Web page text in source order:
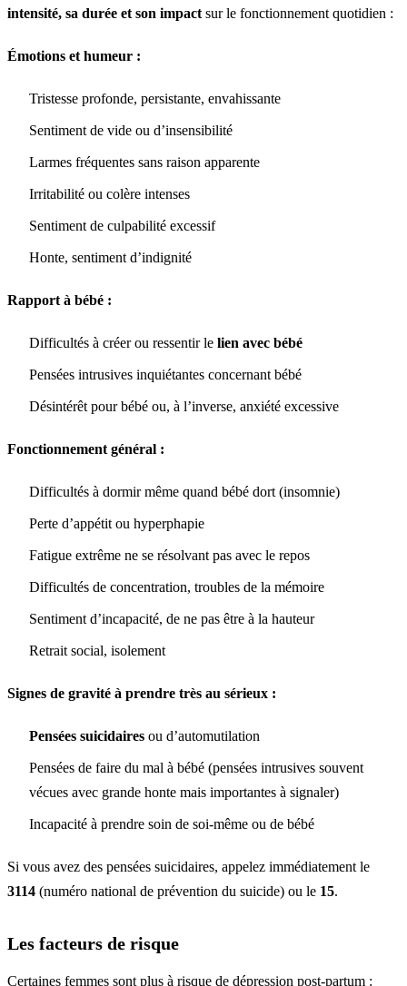
intensité, sa durée et son impact sur le fonctionnement quotidien :
Émotions et humeur :
Tristesse profonde, persistante, envahissante
Sentiment de vide ou d’insensibilité
Larmes fréquentes sans raison apparente
Irritabilité ou colère intenses
Sentiment de culpabilité excessif
Honte, sentiment d’indignité
Rapport à bébé :
Difficultés à créer ou ressentir le lien avec bébé
Pensées intrusives inquiétantes concernant bébé
Désintérêt pour bébé ou, à l’inverse, anxiété excessive
Fonctionnement général :
Difficultés à dormir même quand bébé dort (insomnie)
Perte d’appétit ou hyperphapie
Fatigue extrême ne se résolvant pas avec le repos
Difficultés de concentration, troubles de la mémoire
Sentiment d’incapacité, de ne pas être à la hauteur
Retrait social, isolement
Signes de gravité à prendre très au sérieux :
Pensées suicidaires ou d’automutilation
Pensées de faire du mal à bébé (pensées intrusives souvent
vécues avec grande honte mais importantes à signaler)
Incapacité à prendre soin de soi-même ou de bébé
Si vous avez des pensées suicidaires, appelez immédiatement le
3114 (numéro national de prévention du suicide) ou le 15.
Les facteurs de risque
Certaines femmes sont plus à risque de dépression post-partum :